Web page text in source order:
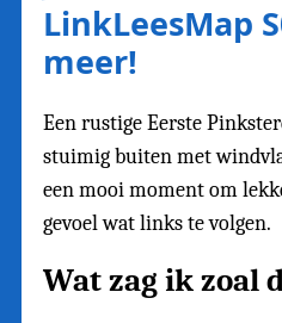
LinkLeesMap
meer!
Een rustige Eerste
stuimig buiten met
een mooi moment om
gevoel wat links te volgen.
Wat zag ik zoal